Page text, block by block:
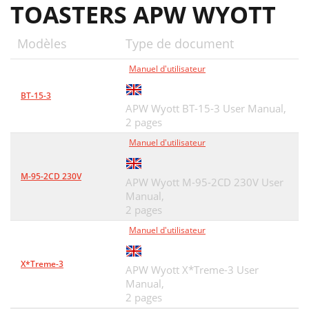
TOASTERS APW WYOTT
Modèles Type de document
BT-15-3
Manuel d'utilisateur
APW Wyott BT-15-3 User Manual,
2 pages
M-95-2CD 230V
Manuel d'utilisateur
APW Wyott M-95-2CD 230V User
Manual,
2 pages
X*Treme-3
Manuel d'utilisateur
APW Wyott X*Treme-3 User
Manual,
2 pages